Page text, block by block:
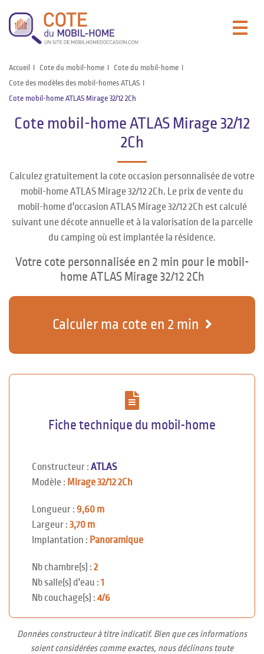
Accueil Cote du mobil-home
Cote du mobil-home
Cote des modèles des mobil-homes ATLAS
Cote mobil-home ATLAS Mirage 32/12 2Ch
Cote mobil-home ATLAS Mirage 32/12
2Ch
Calculez gratuitement la cote occasion personnalisée de votre
mobil-home ATLAS Mirage 32/12 2Ch. Le prix de vente du
mobil-home d'occasion ATLAS Mirage 32/12 2Ch est calculé
suivant une décote annuelle et à la valorisation de la parcelle
du camping où est implantée la résidence.
Votre cote personnalisée en 2 min pour le mobil-
home ATLAS Mirage 32/12 2Ch
Calculer ma cote en 2 min
Fiche technique du mobil-home
Constructeur : ATLAS
Modèle : Mirage 32/12 2Ch
Longueur : 9,60 m
Largeur : 3,70 m
Implantation : Panoramique
Nb chambre(s) : 2
Nb salle(s) d'eau : 1
Nb couchage(s) : 4/6
Données constructeur à titre indicatif. Bien que ces informations
soient considérées comme exactes, nous déclinons toute